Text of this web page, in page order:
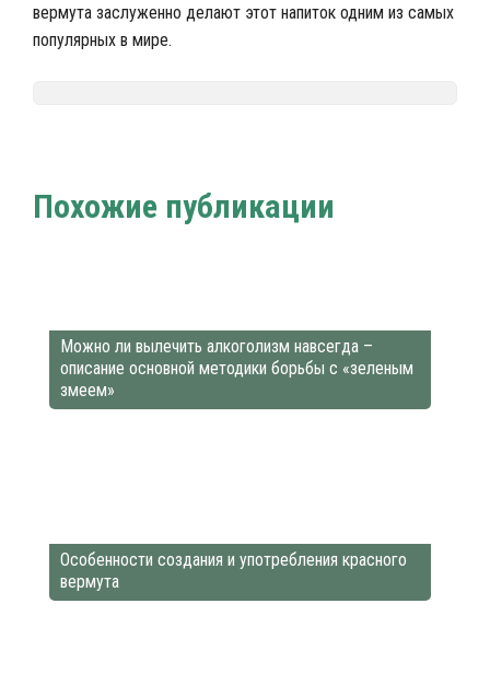
вермута заслуженно делают этот напиток одним из самых
популярных в мире.
Похожие публикации
Можно ли вылечить алкоголизм навсегда –
описание основной методики борьбы с «зеленым
змеем»
Особенности создания и употребления красного
вермута